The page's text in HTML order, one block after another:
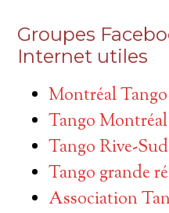
Groupes
Internet utiles
Montréal Tango
Tango Montréal
Tango Rive-
Tango grande
Association